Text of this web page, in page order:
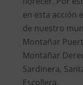
en esta acción
de nuestro
Montañar
Montañar
Sardinera,
Escollera.